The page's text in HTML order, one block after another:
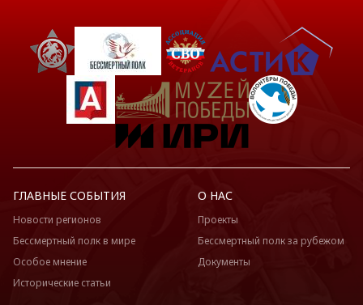
ГЛАВНЫЕ СОБЫТИЯ
Новости регионов
Бессмертный полк в мире
Особое мнение
Исторические статьи
О НАС
Проекты
Бессмертный полк за рубежом
Документы